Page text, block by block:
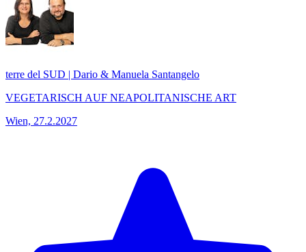
terre del SUD | Dario & Manuela Santangelo
VEGETARISCH AUF NEAPOLITANISCHE ART
Wien, 27.2.2027